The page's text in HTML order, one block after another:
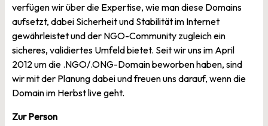
verfügen wir über die Expertise, wie man diese Domains
aufsetzt, dabei Sicherheit und Stabilität im Internet
gewährleistet und der NGO-Community zugleich ein
sicheres, validiertes Umfeld bietet. Seit wir uns im April
2012 um die .NGO/.ONG-Domain beworben haben, sind
wir mit der Planung dabei und freuen uns darauf, wenn die
Domain im Herbst live geht.
Zur Person